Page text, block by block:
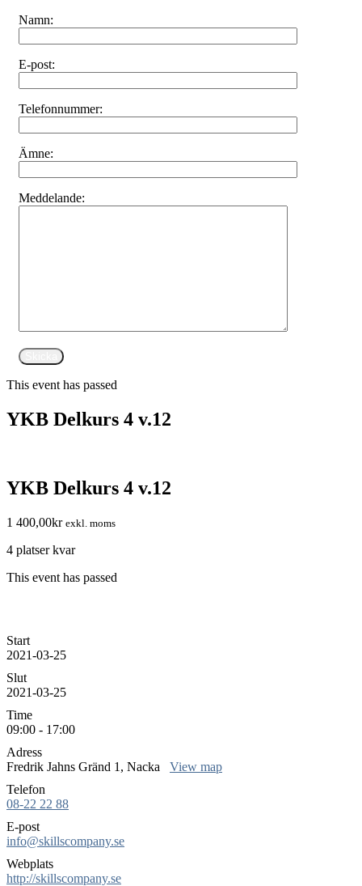
Namn:
E-post:
Telefonnummer:
Ämne:
Meddelande:
This event has passed
YKB Delkurs 4 v.12
YKB Delkurs 4 v.12
1 400,00kr exkl. moms
4 platser kvar
This event has passed
Start
2021-03-25
Slut
2021-03-25
Time
09:00 - 17:00
Adress
Fredrik Jahns Gränd 1, Nacka View map
Telefon
08-22 22 88
E-post
info@skillscompany.se
Webplats
http://skillscompany.se